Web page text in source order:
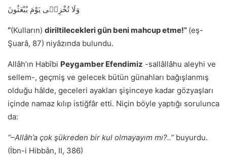
وَلَا تُخْزِن۪ى يَوْمَ يُبْعَثُونَ
“(Kulların) diriltilecekleri gün beni mahcup etme!” (eş-
Şuarâ, 87) niyâzında bulundu.
Allâhʼın Habîbi Peygamber Efendimiz -sallâllâhu aleyhi ve
sellem-, geçmiş ve gelecek bütün günahları bağışlanmış
olduğu hâlde, geceleri ayakları şişinceye kadar gözyaşları
içinde namaz kılıp istiğfâr etti. Niçin böyle yaptığı sorulunca
da:
“–Allâh’a çok şükreden bir kul olmayayım mı?..” buyurdu.
(İbn-i Hibbân, II, 386)